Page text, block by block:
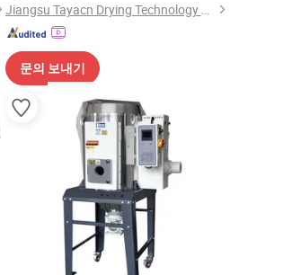
Jiangsu Tayacn Drying Technology Co., Ltd.
문의 보내기